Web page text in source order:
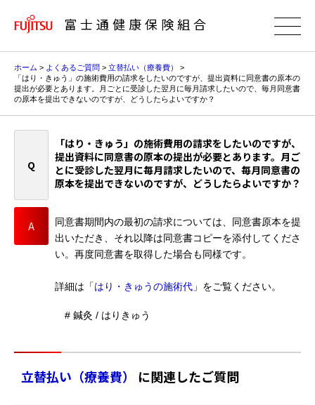
富士通健康保険組合
ホーム > よくあるご質問 > 立替払い（療養費）
>
「はり・きゅう」の施術費用の請求をしたいのですが、提出資料に同意書の原本の
提出が必要とあります。月ごとに受診した翌月に毎月請求したいので、毎月同意書
の原本を提出できないのですが、どうしたらよいですか？
「はり・きゅう」の施術費用の請求をしたいのですが、
提出資料に同意書の原本の提出が必要とあります。月ご
とに受診した翌月に毎月請求したいので、毎月同意書の
原本を提出できないのですが、どうしたらよいですか？
同意書期間内の最初の請求については、同意書原本を提
出いただき、それ以降は同意書コピーを添付してくださ
い。再度同意書を取得した場合も同様です。
詳細は「はり・きゅうの施術代 」をご覧ください。
# 鍼灸 / はりきゅう
立替払い（療養費） に関連したご質問